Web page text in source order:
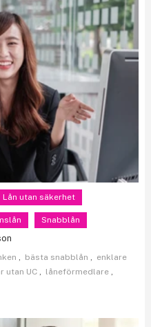
Lån utan säkerhet
Snabblån
, bästa snabblån , enklare
utan UC , låneförmedlare ,